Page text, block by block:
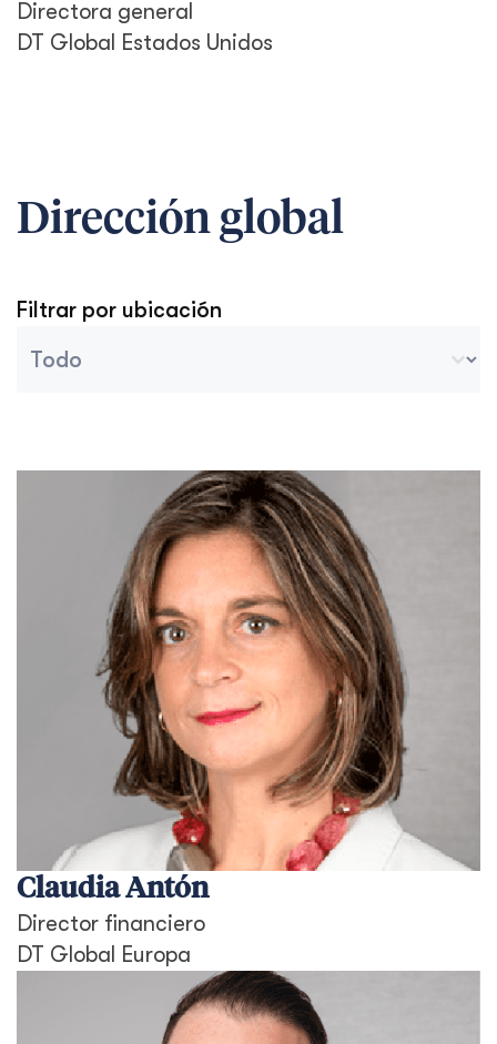
Directora general
DT Global Estados Unidos
Dirección global
Filtrar por ubicación
Claudia Antón
Director financiero
DT Global Europa